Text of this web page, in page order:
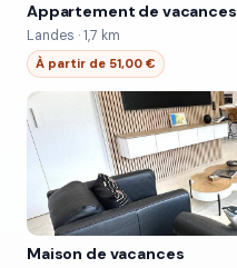
Appartement de vacances
Landes · 1,7 km
À partir de 51,00 €
Maison de vacances